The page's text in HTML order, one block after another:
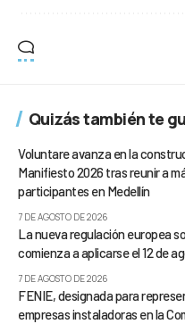
Quizás también te
Voluntare avanza en la
Manifiesto 2026 tras reunir a
participantes en Medellín
7 DE AGOSTO DE 2026
La nueva regulación europea
comienza a aplicarse el 12 de
7 DE AGOSTO DE 2026
FENIE, designada para
empresas instaladoras en la